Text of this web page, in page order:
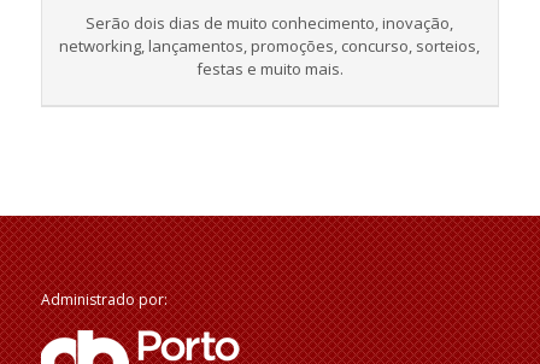
Serão dois dias de muito conhecimento, inovação,
networking, lançamentos, promoções, concurso, sorteios,
festas e muito mais.
Administrado por: